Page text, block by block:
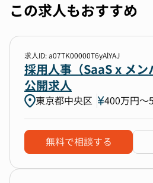
この求人もおすすめ
求人ID: a07TK00000T6yAlYAJ
採用人事（SaaS x メ
公開求人
東京都中央区 400万円〜
無料で相談する